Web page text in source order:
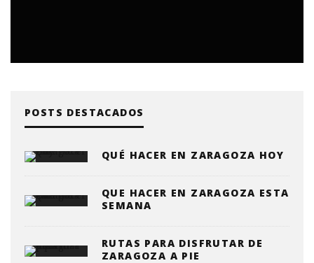
POSTS DESTACADOS
QUÉ HACER EN ZARAGOZA HOY
QUE HACER EN ZARAGOZA ESTA
SEMANA
RUTAS PARA DISFRUTAR DE
ZARAGOZA A PIE